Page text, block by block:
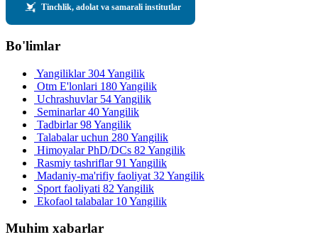
Tinchlik, adolat va samarali institutlar
Bo'limlar
Yangiliklar304 Yangilik
Otm E'lonlari 180 Yangilik
Uchrashuvlar 54 Yangilik
Seminarlar40 Yangilik
Tadbirlar98 Yangilik
Talabalar uchun 280 Yangilik
Himoyalar PhD/DCs 82 Yangilik
Rasmiy tashriflar91 Yangilik
Madaniy-ma'rifiy faoliyat 32 Yangilik
Sport faoliyati 82 Yangilik
Ekofaol talabalar 10 Yangilik
Muhim xabarlar